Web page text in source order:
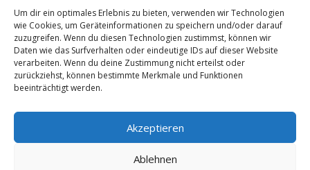
Um dir ein optimales Erlebnis zu bieten, verwenden wir Technologien
wie Cookies, um Geräteinformationen zu speichern und/oder darauf
zuzugreifen. Wenn du diesen Technologien zustimmst, können wir
Daten wie das Surfverhalten oder eindeutige IDs auf dieser Website
verarbeiten. Wenn du deine Zustimmung nicht erteilst oder
zurückziehst, können bestimmte Merkmale und Funktionen
beeinträchtigt werden.
Akzeptieren
Ablehnen
Datenschutzerklärung
Impressum